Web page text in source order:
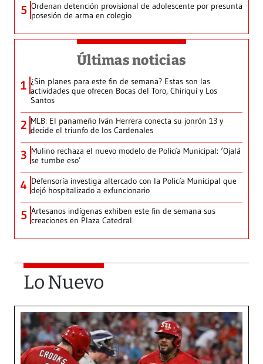
5 Ordenan detención provisional de adolescente por presunta
posesión de arma en colegio
Últimas noticias
1 ¿Sin planes para este fin de semana? Estas son las
actividades que ofrecen Bocas del Toro, Chiriquí y Los
Santos
2 MLB: El panameño Iván Herrera conecta su jonrón 13 y
decide el triunfo de los Cardenales
3 Mulino rechaza el nuevo modelo de Policía Municipal: ‘Ojalá
se tumbe eso’
4 Defensoría investiga altercado con la Policía Municipal que
dejó hospitalizado a exfuncionario
5 Artesanos indígenas exhiben este fin de semana sus
creaciones en Plaza Catedral
Lo Nuevo